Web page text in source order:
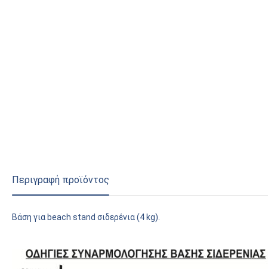
Περιγραφή προϊόντος
Βάση για beach stand σιδερένια (4 kg).